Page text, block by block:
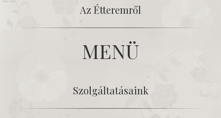
Az Étteremről
MENÜ
Szolgáltatásaink